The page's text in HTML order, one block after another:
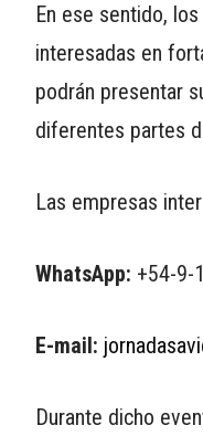
En ese sentido,
interesadas en
podrán presentar
diferentes partes
Las empresas
WhatsApp: +54-9-
E-mail:
Durante dicho